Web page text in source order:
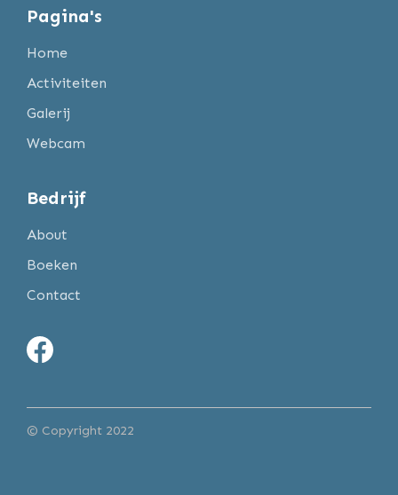
Pagina's
Home
Activiteiten
Galerij
Webcam
Bedrijf
About
Boeken
Contact
© Copyright 2022